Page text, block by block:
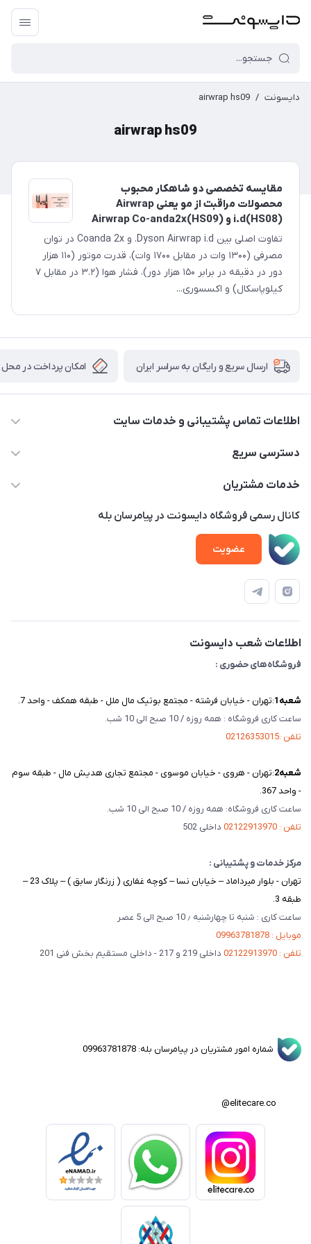
دایسونت /
airwrap hs09
airwrap hs09
مقایسه تخصصی دو شاهکار محبوب
محصولات مراقبت از مو یعنی Airwrap
i.d(HS08) و Airwrap Co-anda2x(HS09)
تفاوت اصلی بین Dyson Airwrap i.d. و Coanda 2x در توان
مصرفی (۱۳۰۰ وات در مقابل ۱۷۰۰ وات)، قدرت موتور (۱۱۰ هزار
دور در دقیقه در برابر ۱۵۰ هزار دور)، فشار هوا (۳.۲ در مقابل ۷
کیلوپاسکال) و اکسسوری‌...
ارسال سریع و رایگان به سراسر ایران امکان پرداخت در محل
اطلاعات تماس پشتیبانی و خدمات سایت
02122913970 داخلی 219
پلاک 23 – طبقه 3
دسترسی سریع
خانه
ویدئو‌های آموزشی
دفترچه راهنمای محصولات
درباره ما
تماس با ما
خدمات مشتریان
امور مشتریان
حساب کاربری
قوانین و مقررات
کانال رسمی فروشگاه دایسونت در پیامرسان بله
عضویت
اطلاعات شعب دایسونت
فروشگاه‌های حضوری :
شعبه‌1 :تهران - خیابان فرشته - مجتمع بوتیک مال ملل - طبقه همکف - واحد 7.
ساعت کاری فروشگاه : همه روزه / 10 صبح الی 10 شب.
تلفن :02126353015
شعبه‌2 :تهران - هروی - خیابان موسوی - مجتمع تجاری هدیش مال - طبقه سوم
- واحد 367.
ساعت کاری فروشگاه: همه روزه / 10 صبح الی 10 شب.
تلفن : 02122913970
داخلی 502
مرکز خدمات و پشتیبانی :
تهران - بلوار میرداماد – خیابان نسا – کوچه غفاری ( زرنگار سابق ) – پلاک 23 –
طبقه 3.
ساعت کاری : شنبه تا چهارشنبه ٫ 10 صبح الی 5 عصر
موبایل : 09963781878
تلفن : 02122913970
داخلی 219 و 217 - داخلی مستقیم بخش فنی 201
شماره امور مشتریان در پیامرسان بله: 09963781878